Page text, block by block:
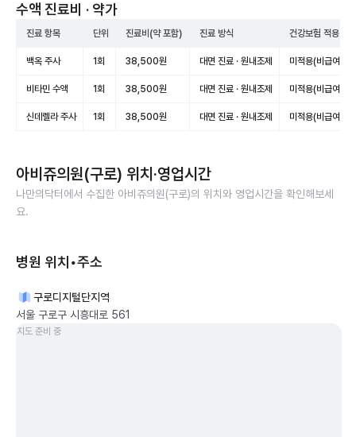
수액 진료비 · 약가
진료 항목 단위 진료비(약 포함) 진료 방식 건강보험 적용
백옥 주사 1회 38,500원 대면 진료 · 원내조제 미적용(비급여)
비타민 수액 1회 38,500원 대면 진료 · 원내조제 미적용(비급여)
신데렐라 주사 1회 38,500원 대면 진료 · 원내조제 미적용(비급여)
아비쥬의원(구로) 위치·영업시간
나만의닥터에서 수집한 아비쥬의원(구로)의 위치와 영업시간을 확인해보세
요.
병원 위치•주소
구로디지털단지역
서울 구로구 시흥대로 561
지도 준비 중